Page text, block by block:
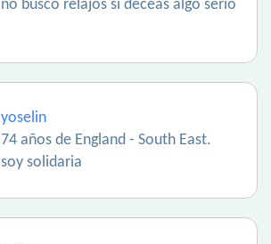
no busco relajos si deceas algo serio
yoselin
74 años de England - South East.
soy solidaria